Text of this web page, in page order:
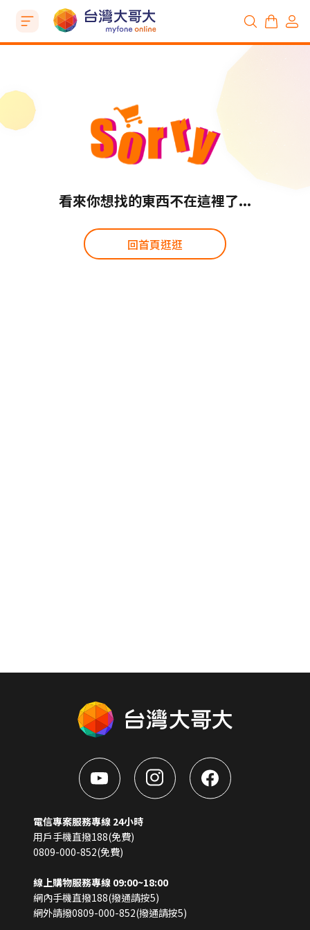
看來你想找的東西不在這裡了...
回首頁逛逛
電信專案服務專線 24小時
用戶手機直撥188(免費)
0809-000-852(免費)
線上購物服務專線 09:00~18:00
網內手機直撥188(撥通請按5)
網外請撥0809-000-852(撥通請按5)